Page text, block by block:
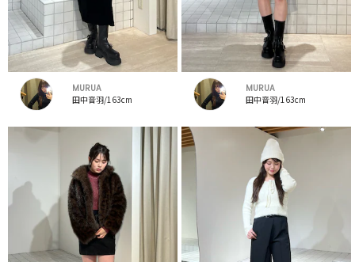
MURUA
田中音羽/163cm
MURUA
田中音羽/163cm